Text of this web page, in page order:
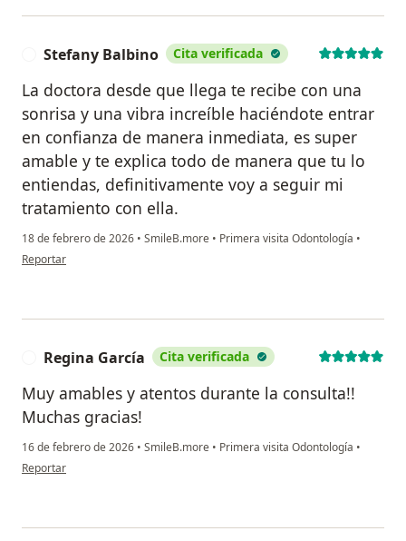
Stefany Balbino Cita verificada
La doctora desde que llega te recibe con una
sonrisa y una vibra increíble haciéndote entrar
en confianza de manera inmediata, es super
amable y te explica todo de manera que tu lo
entiendas, definitivamente voy a seguir mi
tratamiento con ella.
18 de febrero de 2026 • SmileB.more • Primera visita Odontología •
en opinión del usuario Stefany Balbino
Reportar
Regina García Cita verificada
Muy amables y atentos durante la consulta!!
Muchas gracias!
16 de febrero de 2026 • SmileB.more • Primera visita Odontología •
en opinión del usuario Regina García
Reportar